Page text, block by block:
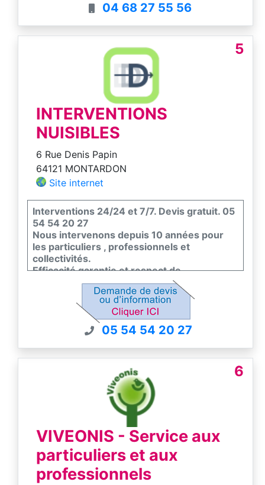
04 68 27 55 56
5
INTERVENTIONS
NUISIBLES
6 Rue Denis Papin
64121 MONTARDON
Site internet
Interventions 24/24 et 7/7. Devis gratuit. 05
54 54 20 27
Nous intervenons depuis 10 années pour
les particuliers , professionnels et
collectivités.
Efficacité garantie et respect de
l'environnement et de la faune et flore.
Nous sommes certifiés certiphyto -
certibiocide et nous sommes couvert par un
contrat d'assurance pour nos interventions.
05 54 54 20 27
6
VIVEONIS - Service aux
particuliers et aux
professionnels